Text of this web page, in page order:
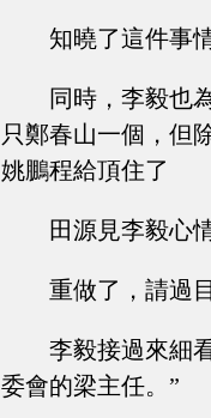
知曉了這件事
同時，李毅也
只鄭春山一個，但
姚鵬程給頂住了
田源見李毅心
重做了，請過
李毅接過來細
委會的梁主任。”